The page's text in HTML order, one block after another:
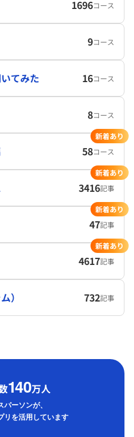
1696コース
9コース
てみた 16コース
8コース
58コース
新着あり
3416記事
新着あり
47記事
新着あり
4617記事
新着あり
） 732記事
140万人
ーソンが、
リを活用しています